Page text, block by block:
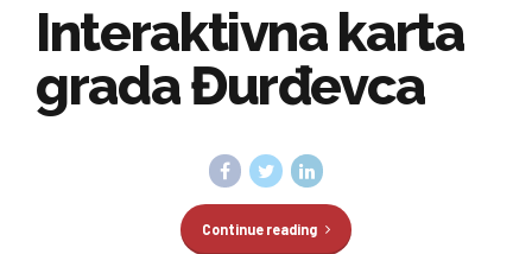
Interaktivna karta
grada Đurđevca
Continue reading